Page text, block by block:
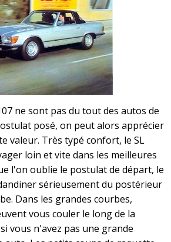
ne sont pas du tout des autos de
posé, on peut alors apprécier
valeur. Très typé confort, le SL
loin et vite dans les meilleures
l'on oublie le postulat de départ, le
sérieusement du postérieur
Dans les grandes courbes,
vous couler le long de la
vous n'avez pas une grande